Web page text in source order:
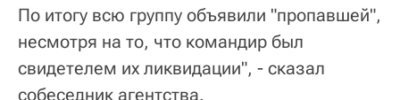
По итогу всю группу объявили "пропавшей",
несмотря на то, что командир был
свидетелем их ликвидации", - сказал
собеседник агентства.